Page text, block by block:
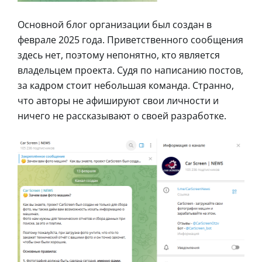
Основной блог организации был создан в
феврале 2025 года. Приветственного сообщения
здесь нет, поэтому непонятно, кто является
владельцем проекта. Судя по написанию постов,
за кадром стоит небольшая команда. Странно,
что авторы не афишируют свои личности и
ничего не рассказывают о своей разработке.